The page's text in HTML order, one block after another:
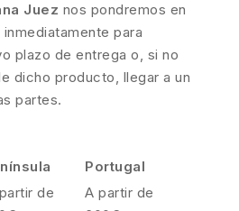
Juez nos pondremos en
para
plazo de entrega o, si no
dicho producto, llegar a un
partes.
Portugal
de
A partir de